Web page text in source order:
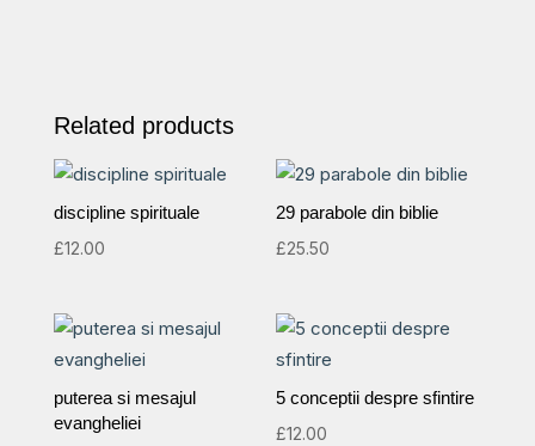
Related products
discipline spirituale
£12.00
29 parabole din biblie
£25.50
puterea si mesajul
evangheliei
5 conceptii despre sfintire
£12.00